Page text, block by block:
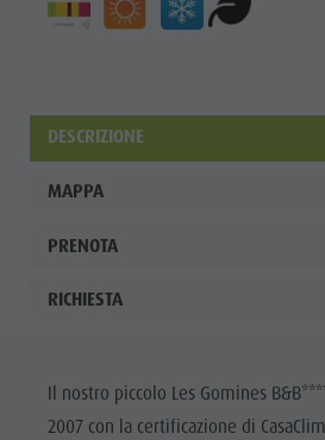
DESCRIZIONE
MAPPA
PRENOTA
RICHIESTA
Il nostro piccolo Les Gomines
2007 con la certificazione di